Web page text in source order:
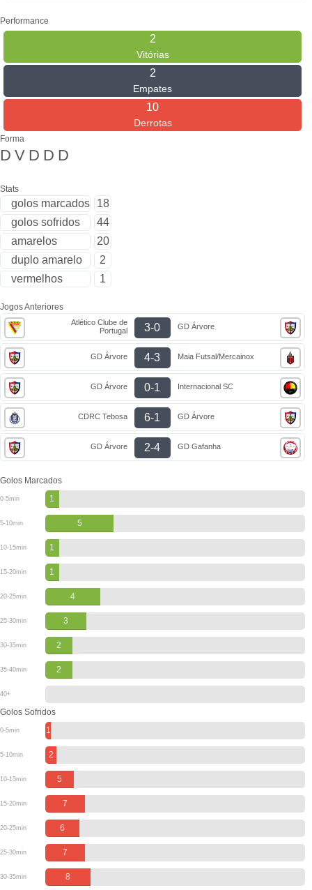
Performance
2
Vitórias
2
Empates
10
Derrotas
Forma
D V D D D
Stats
golos marcados
18
golos sofridos
44
amarelos
20
duplo amarelo
2
vermelhos
1
Jogos Anteriores
Atlético Clube de
Portugal
3-0 GD Árvore
GD Árvore 4-3 Maia Futsal/Mercainox
GD Árvore 0-1 Internacional SC
CDRC Tebosa 6-1 GD Árvore
GD Árvore 2-4 GD Gafanha
Golos Marcados
0-5min 1
5-10min 5
10-15min 1
15-20min 1
20-25min 4
25-30min 3
30-35min 2
35-40min 2
40+
Golos Sofridos
0-5min 1
5-10min 2
10-15min 5
15-20min 7
20-25min 6
25-30min 7
30-35min 8